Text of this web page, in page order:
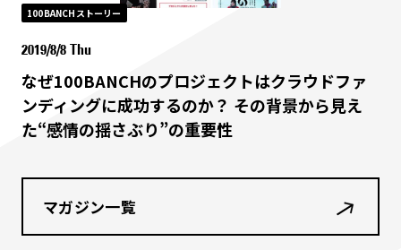
100BANCHストーリー
2019/8/8 Thu
なぜ100BANCHのプロジェクトはクラウドファ
ンディングに成功するのか？ その背景から見え
た“感情の揺さぶり”の重要性
マガジン一覧